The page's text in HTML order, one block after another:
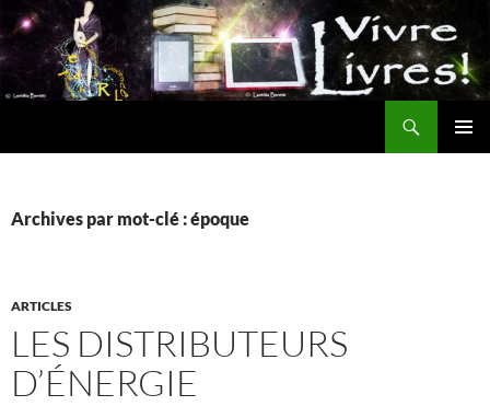
Aller
au
contenu
Archives par mot-clé : époque
ARTICLES
LES DISTRIBUTEURS
D’ÉNERGIE